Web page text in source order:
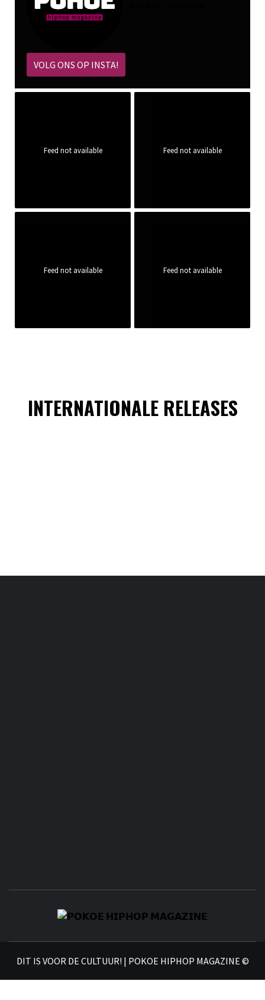
VOLG ONS OP INSTA!
Feed not available Feed not available
Feed not available Feed not available
INTERNATIONALE RELEASES
DIT IS VOOR DE CULTUUR! | POKOE HIPHOP MAGAZINE ©